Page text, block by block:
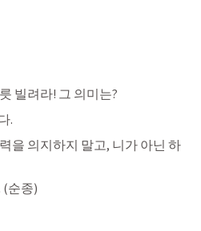
빌려라! 그 의미는?
.
을 의지하지 말고, 니가 아닌 하
(순종)